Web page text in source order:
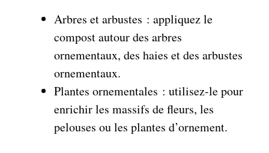
Arbres et arbustes : appliquez le
compost autour des arbres
ornementaux, des haies et des arbustes
ornementaux.
Plantes ornementales : utilisez-le pour
enrichir les massifs de fleurs, les
pelouses ou les plantes d’ornement.